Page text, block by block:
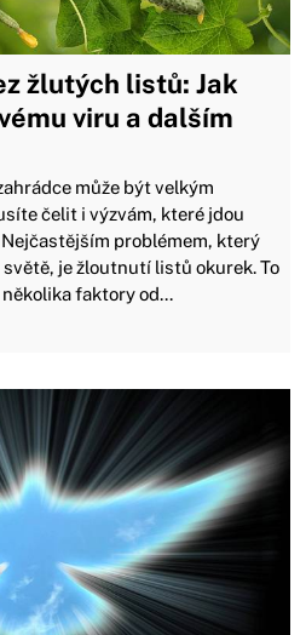
žlutých listů: Jak
viru a dalším
může být velkým
čelit i výzvám, které jdou
problémem, který
je žloutnutí listů okurek. To
faktory od...